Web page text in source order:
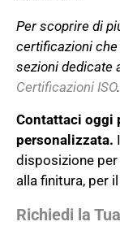
Per scoprire di
certificazioni
sezioni dedicate
Certificazioni ISO.
Contattaci oggi
personalizzata.
disposizione
alla finitura, per
Richiedi la